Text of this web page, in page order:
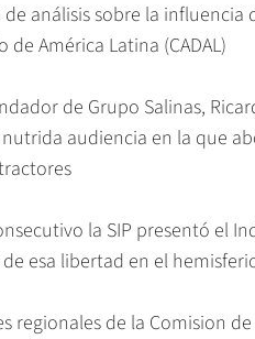
análisis sobre la influencia
América Latina (CADAL)
de Grupo Salinas,
audiencia en la que
la SIP presentó el
esa libertad en el
regionales de la Comision